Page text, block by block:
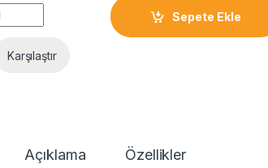
SE 64 GB Beyaz (3. Nesil) quantity
Sepete Ekle
Karşılaştır
Açıklama Özellikler